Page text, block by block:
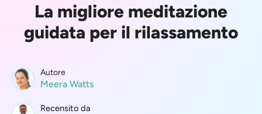
La migliore meditazione
guidata per il rilassamento
Autore
Meera Watts
Recensito da